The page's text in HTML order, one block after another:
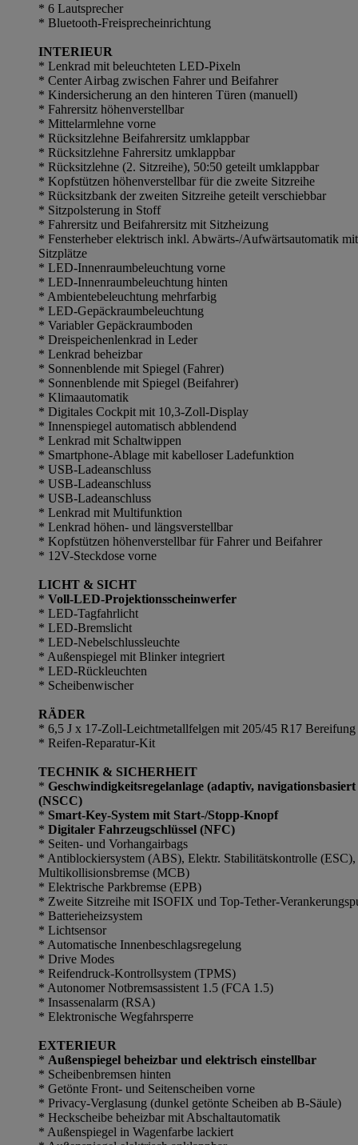
* 6 Lautsprecher
* Bluetooth-Freisprecheinrichtung
INTERIEUR
* Lenkrad mit beleuchteten LED-Pixeln
* Center Airbag zwischen Fahrer und Beifahrer
* Kindersicherung an den hinteren Türen (manuell)
* Fahrersitz höhenverstellbar
* Mittelarmlehne vorne
* Rücksitzlehne Beifahrersitz umklappbar
* Rücksitzlehne Fahrersitz umklappbar
* Rücksitzlehne (2. Sitzreihe), 50:50 geteilt umklappbar
* Kopfstützen höhenverstellbar für die zweite Sitzreihe
* Rücksitzbank der zweiten Sitzreihe geteilt verschiebbar
* Sitzpolsterung in Stoff
* Fahrersitz und Beifahrersitz mit Sitzheizung
* Fensterheber elektrisch inkl. Abwärts-/Aufwärtsautomatik
Sitzplätze
* LED-Innenraumbeleuchtung vorne
* LED-Innenraumbeleuchtung hinten
* Ambientebeleuchtung mehrfarbig
* LED-Gepäckraumbeleuchtung
* Variabler Gepäckraumboden
* Dreispeichenlenkrad in Leder
* Lenkrad beheizbar
* Sonnenblende mit Spiegel (Fahrer)
* Sonnenblende mit Spiegel (Beifahrer)
* Klimaautomatik
* Digitales Cockpit mit 10,3-Zoll-Display
* Innenspiegel automatisch abblendend
* Lenkrad mit Schaltwippen
* Smartphone-Ablage mit kabelloser Ladefunktion
* USB-Ladeanschluss
* USB-Ladeanschluss
* USB-Ladeanschluss
* Lenkrad mit Multifunktion
* Lenkrad höhen- und längsverstellbar
* Kopfstützen höhenverstellbar für Fahrer und Beifahrer
* 12V-Steckdose vorne
LICHT & SICHT
* Voll-LED-Projektionsscheinwerfer
* LED-Tagfahrlicht
* LED-Bremslicht
* LED-Nebelschlussleuchte
* Außenspiegel mit Blinker integriert
* LED-Rückleuchten
* Scheibenwischer
RÄDER
* 6,5 J x 17-Zoll-Leichtmetallfelgen mit 205/45 R17 Bereifung
* Reifen-Reparatur-Kit
TECHNIK & SICHERHEIT
* Geschwindigkeitsregelanlage (adaptiv,
(NSCC)
* Smart-Key-System mit Start-/Stopp-Knopf
* Digitaler Fahrzeugschlüssel (NFC)
* Seiten- und Vorhangairbags
* Antiblockiersystem (ABS), Elektr. Stabilitätskontrolle
Multikollisionsbremse (MCB)
* Elektrische Parkbremse (EPB)
* Zweite Sitzreihe mit ISOFIX und Top-Tether-
* Batterieheizsystem
* Lichtsensor
* Automatische Innenbeschlagsregelung
* Drive Modes
* Reifendruck-Kontrollsystem (TPMS)
* Autonomer Notbremsassistent 1.5 (FCA 1.5)
* Insassenalarm (RSA)
* Elektronische Wegfahrsperre
EXTERIEUR
* Außenspiegel beheizbar und elektrisch einstellbar
* Scheibenbremsen hinten
* Getönte Front- und Seitenscheiben vorne
* Privacy-Verglasung (dunkel getönte Scheiben ab B-Säule)
* Heckscheibe beheizbar mit Abschaltautomatik
* Außenspiegel in Wagenfarbe lackiert